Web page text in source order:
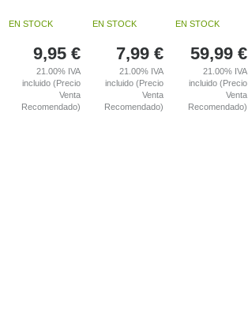
EN STOCK
9,95 €
21.00% IVA
incluido (Precio
Venta
Recomendado)
EN STOCK
7,99 €
21.00% IVA
incluido (Precio
Venta
Recomendado)
EN STOCK
59,99 €
21.00% IVA
incluido (Precio
Venta
Recomendado)